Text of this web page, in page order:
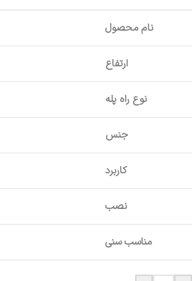
نام محصول
ارتفاع
نوع راه پله
جنس
کاربرد
نصب
مناسب سنی